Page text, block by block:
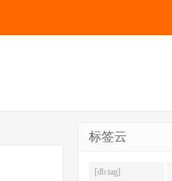
标签云
[db:tag]